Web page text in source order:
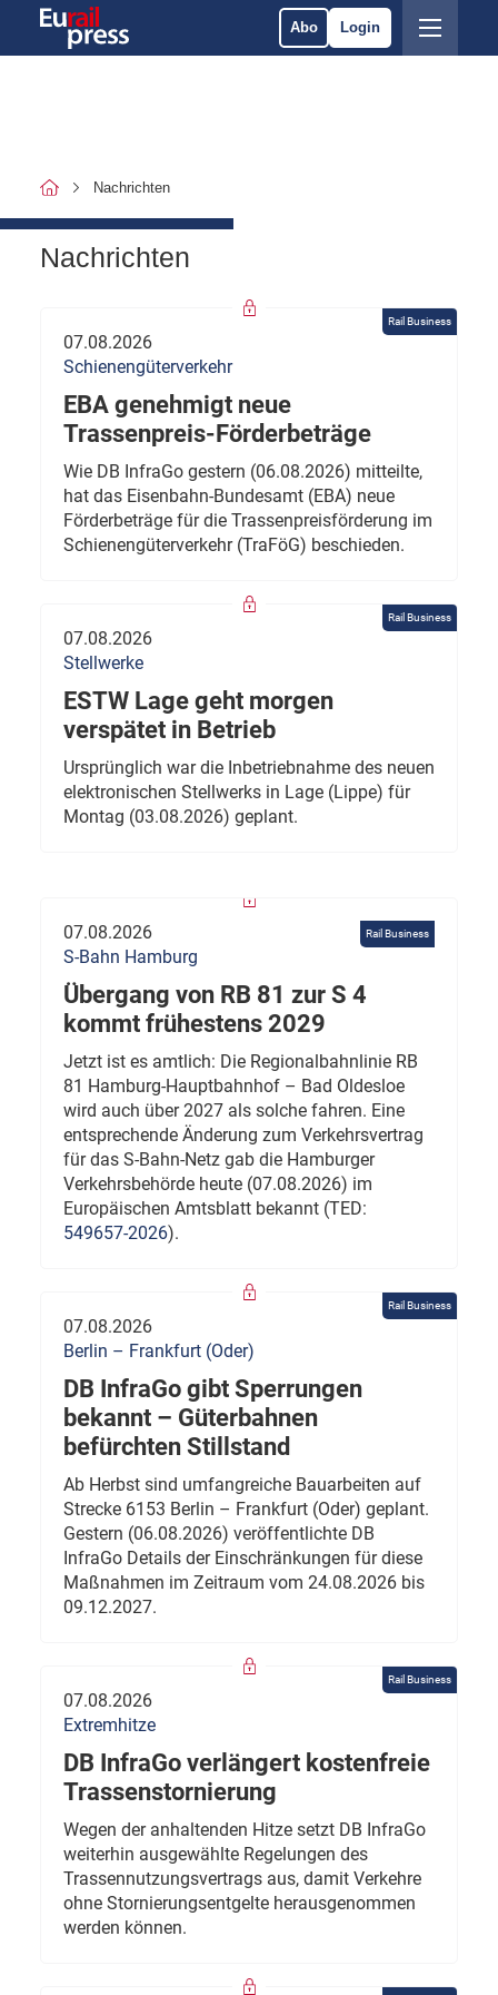
Abo Login
Nachrichten
Nachrichten
Rail Business
07.08.2026
Schienengüterverkehr
EBA genehmigt neue
Trassenpreis-Förderbeträge
Wie DB InfraGo gestern (06.08.2026) mitteilte,
hat das Eisenbahn-Bundesamt (EBA) neue
Förderbeträge für die Trassenpreisförderung im
Schienengüterverkehr (TraFöG) beschieden.
Rail Business
07.08.2026
Stellwerke
ESTW Lage geht morgen
verspätet in Betrieb
Ursprünglich war die Inbetriebnahme des neuen
elektronischen Stellwerks in Lage (Lippe) für
Montag (03.08.2026) geplant.
Rail Business
07.08.2026
S-Bahn Hamburg
Übergang von RB 81 zur S 4
kommt frühestens 2029
Jetzt ist es amtlich: Die Regionalbahnlinie RB
81 Hamburg-Hauptbahnhof – Bad Oldesloe
wird auch über 2027 als solche fahren. Eine
entsprechende Änderung zum Verkehrsvertrag
für das S-Bahn-Netz gab die Hamburger
Verkehrsbehörde heute (07.08.2026) im
Europäischen Amtsblatt bekannt (TED:
549657-2026).
Rail Business
07.08.2026
Berlin – Frankfurt (Oder)
DB InfraGo gibt Sperrungen
bekannt – Güterbahnen
befürchten Stillstand
Ab Herbst sind umfangreiche Bauarbeiten auf
Strecke 6153 Berlin – Frankfurt (Oder) geplant.
Gestern (06.08.2026) veröffentlichte DB
InfraGo Details der Einschränkungen für diese
Maßnahmen im Zeitraum vom 24.08.2026 bis
09.12.2027.
Rail Business
07.08.2026
Extremhitze
DB InfraGo verlängert kostenfreie
Trassenstornierung
Wegen der anhaltenden Hitze setzt DB InfraGo
weiterhin ausgewählte Regelungen des
Trassennutzungsvertrags aus, damit Verkehre
ohne Stornierungsentgelte herausgenommen
werden können.